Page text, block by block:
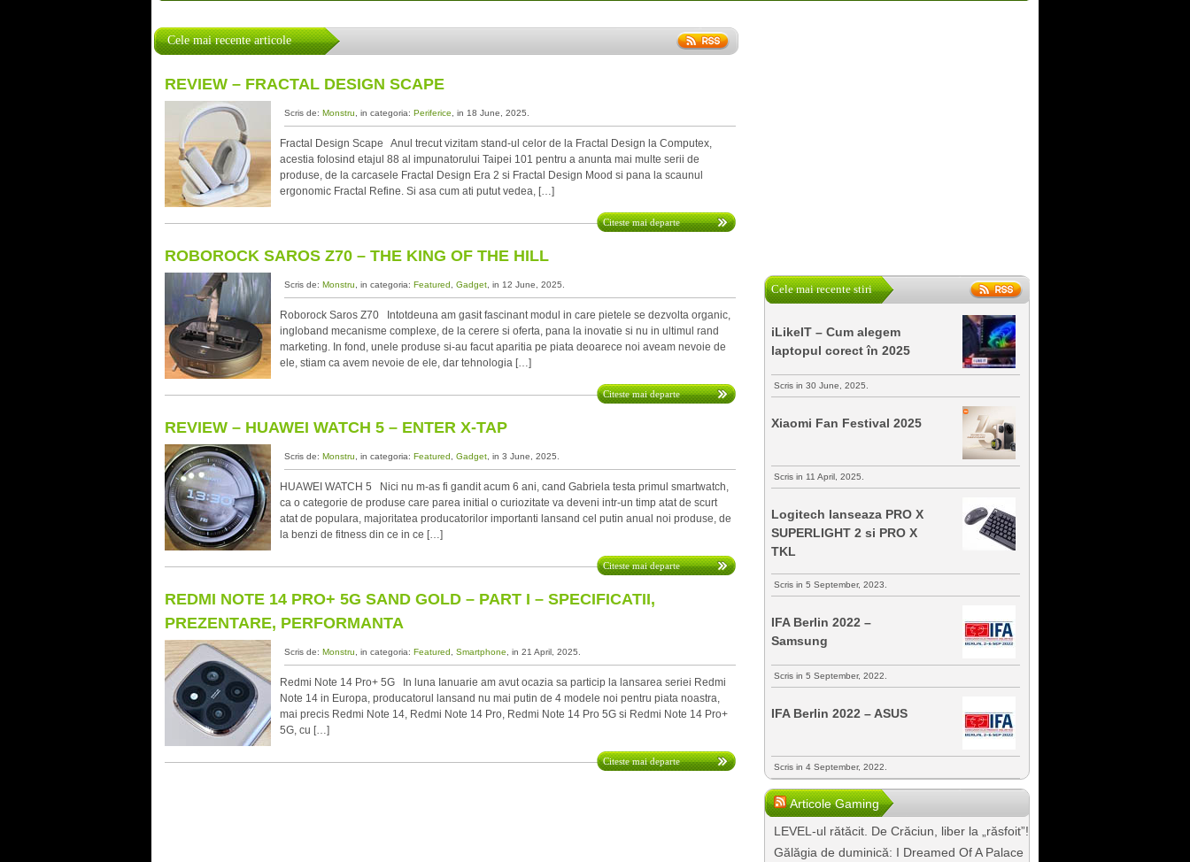
Cele mai recente articole
REVIEW – FRACTAL DESIGN SCAPE
Scris de: Monstru , in categoria: Periferice , in 18 June, 2025.
Fractal Design Scape Anul trecut vizitam stand-ul celor de la Fractal Design la Computex,
acestia folosind etajul 88 al impunatorului Taipei 101 pentru a anunta mai multe serii de
produse, de la carcasele Fractal Design Era 2 si Fractal Design Mood si pana la scaunul
ergonomic Fractal Refine. Si asa cum ati putut vedea, […]
Citeste mai departe
ROBOROCK SAROS Z70 – THE KING OF THE HILL
Scris de: Monstru , in categoria: Featured Gadget , in 12 June, 2025.
Roborock Saros Z70 Intotdeuna am gasit fascinant modul in care pietele se dezvolta organic,
ingloband mecanisme complexe, de la cerere si oferta, pana la inovatie si nu in ultimul rand
marketing. In fond, unele produse si-au facut aparitia pe piata deoarece noi aveam nevoie de
ele, stiam ca avem nevoie de ele, dar tehnologia […]
Citeste mai departe
REVIEW – HUAWEI WATCH 5 – ENTER X-TAP
Scris de: Monstru , in categoria: Featured Gadget , in 3 June, 2025.
HUAWEI WATCH 5 Nici nu m-as fi gandit acum 6 ani, cand Gabriela testa primul smartwatch,
ca o categorie de produse care parea initial o curiozitate va deveni intr-un timp atat de scurt
atat de populara, majoritatea producatorilor importanti lansand cel putin anual noi produse, de
la benzi de fitness din ce in ce […]
Citeste mai departe
REDMI NOTE 14 PRO+ 5G SAND GOLD – PART I – SPECIFICATII,
PREZENTARE, PERFORMANTA
Scris de: Monstru , in categoria: Featured Smartphone , in 21 April, 2025.
Redmi Note 14 Pro+ 5G In luna Ianuarie am avut ocazia sa particip la lansarea seriei Redmi
Note 14 in Europa, producatorul lansand nu mai putin de 4 modele noi pentru piata noastra,
mai precis Redmi Note 14, Redmi Note 14 Pro, Redmi Note 14 Pro 5G si Redmi Note 14 Pro+
5G, cu […]
Citeste mai departe
Cele mai recente stiri
iLikeIT – Cum alegem
laptopul corect în 2025
Scris in 30 June, 2025.
Xiaomi Fan Festival 2025
Scris in 11 April, 2025.
Logitech lanseaza PRO X
SUPERLIGHT 2 si PRO X
TKL
Scris in 5 September, 2023.
IFA Berlin 2022 –
Samsung
Scris in 5 September, 2022.
IFA Berlin 2022 – ASUS
Scris in 4 September, 2022.
Articole Gaming
LEVEL-ul rătăcit. De Crăciun, liber la „răsfoit”!
Gălăgia de duminică: I Dreamed Of A Palace